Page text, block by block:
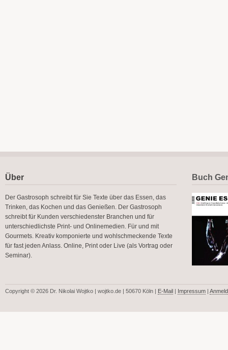
Über
Der Gastrosoph schreibt für Sie Texte über das Essen, das
Trinken, das Kochen und das Genießen. Der Gastrosoph
schreibt für Kunden verschiedenster Branchen und für
unterschiedlichste Print- und Onlinemedien. Für und mit
Gourmets. Kreativ komponierte und wohlschmeckende Texte
für fast jeden Anlass. Online, Print oder Live (als Vortrag oder
Seminar).
Buch
Copyright © 2026 Dr. Nikolai Wojtko | wojtko.de | 50670 Köln | E-Mail | Impressum |